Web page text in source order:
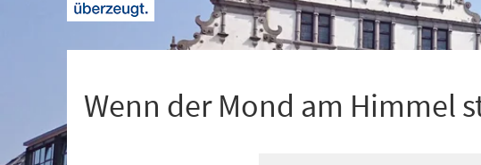
Wenn der Mond am Himmel